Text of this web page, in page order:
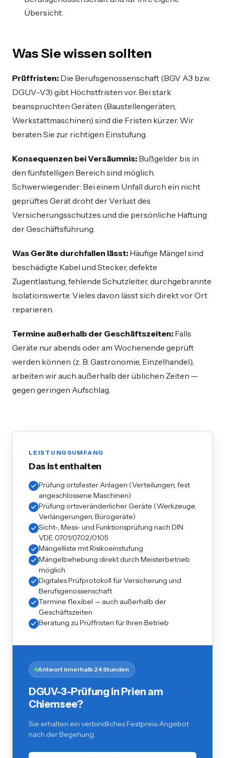
Übersicht.
Was Sie wissen sollten
Prüffristen: Die Berufsgenossenschaft (BGV A3 bzw.
DGUV-V3) gibt Höchstfristen vor. Bei stark
beanspruchten Geräten (Baustellengeräten,
Werkstattmaschinen) sind die Fristen kürzer. Wir
beraten Sie zur richtigen Einstufung.
Konsequenzen bei Versäumnis: Bußgelder bis in
den fünfstelligen Bereich sind möglich.
Schwerwiegender: Bei einem Unfall durch ein nicht
geprüftes Gerät droht der Verlust des
Versicherungsschutzes und die persönliche Haftung
der Geschäftsführung.
Was Geräte durchfallen lässt: Häufige Mängel sind
beschädigte Kabel und Stecker, defekte
Zugentlastung, fehlende Schutzleiter, durchgebrannte
Isolationswerte. Vieles davon lässt sich direkt vor Ort
reparieren.
Termine außerhalb der Geschäftszeiten: Falls
Geräte nur abends oder am Wochenende geprüft
werden können (z. B. Gastronomie, Einzelhandel),
arbeiten wir auch außerhalb der üblichen Zeiten —
gegen geringen Aufschlag.
LEISTUNGSUMFANG
Das ist enthalten
Prüfung ortsfester Anlagen (Verteilungen, fest
angeschlossene Maschinen)
Prüfung ortsveränderlicher Geräte (Werkzeuge,
Verlängerungen, Bürogeräte)
Sicht-, Mess- und Funktionsprüfung nach DIN
VDE 0701/0702/0105
Mängelliste mit Risikoeinstufung
Mängelbehebung direkt durch Meisterbetrieb
möglich
Digitales Prüfprotokoll für Versicherung und
Berufsgenossenschaft
Termine flexibel — auch außerhalb der
Geschäftszeiten
Beratung zu Prüffristen für Ihren Betrieb
Antwort innerhalb 24 Stunden
DGUV-3-Prüfung in Prien am
Chiemsee?
Sie erhalten ein verbindliches Festpreis-Angebot
nach der Begehung.